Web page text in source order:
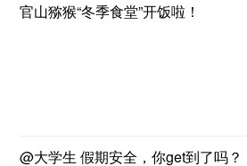
官山猕猴“冬季食堂”开饭啦！
@大学生 假期安全，你get到了吗？